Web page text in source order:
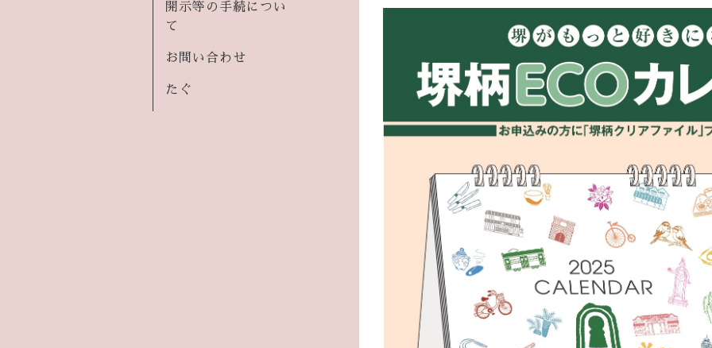
開示等の手続につい
て
お問い合わせ
たぐ